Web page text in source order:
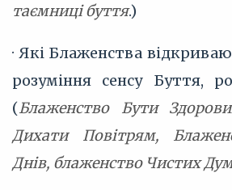
таємниці буття.)
· Які Блаженства
розуміння сенсу Буття,
(Блаженство Бути
Дихати Повітрям,
Днів, блаженство Чистих